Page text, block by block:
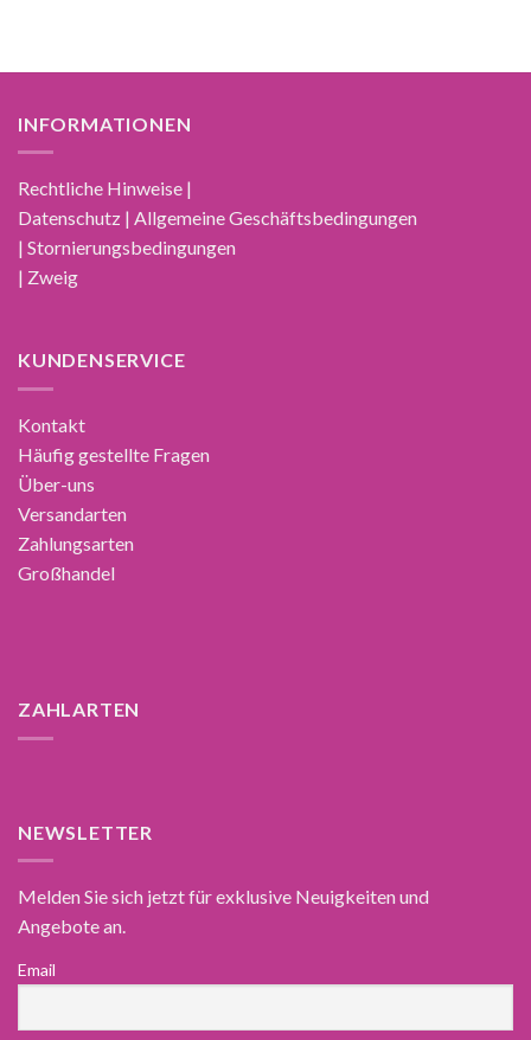
INFORMATIONEN
Rechtliche Hinweise |
Datenschutz | Allgemeine Geschäftsbedingungen
| Stornierungsbedingungen
| Zweig
KUNDENSERVICE
Kontakt
Häufig gestellte Fragen
Über-uns
Versandarten
Zahlungsarten
Großhandel
ZAHLARTEN
NEWSLETTER
Melden Sie sich jetzt für exklusive Neuigkeiten und
Angebote an.
Email